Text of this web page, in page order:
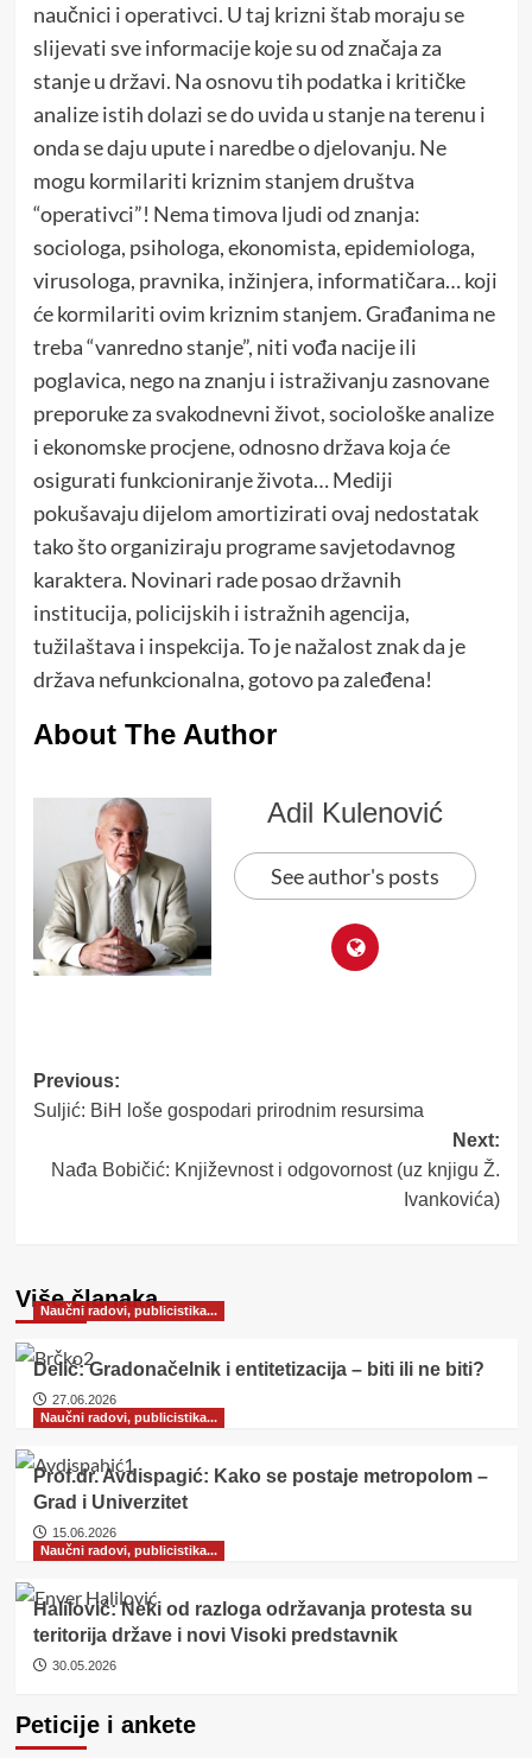
naučnici i operativci. U taj krizni štab moraju se
slijevati sve informacije koje su od značaja za
stanje u državi. Na osnovu tih podatka i kritičke
analize istih dolazi se do uvida u stanje na terenu i
onda se daju upute i naredbe o djelovanju. Ne
mogu kormilariti kriznim stanjem društva
“operativci”! Nema timova ljudi od znanja:
sociologa, psihologa, ekonomista, epidemiologa,
virusologa, pravnika, inžinjera, informatičara… koji
će kormilariti ovim kriznim stanjem. Građanima ne
treba “vanredno stanje”, niti vođa nacije ili
poglavica, nego na znanju i istraživanju zasnovane
preporuke za svakodnevni život, sociološke analize
i ekonomske procjene, odnosno država koja će
osigurati funkcioniranje života… Mediji
pokušavaju dijelom amortizirati ovaj nedostatak
tako što organiziraju programe savjetodavnog
karaktera. Novinari rade posao državnih
institucija, policijskih i istražnih agencija,
tužilaštava i inspekcija. To je nažalost znak da je
država nefunkcionalna, gotovo pa zaleđena!
About The Author
Adil Kulenović
See author's posts
Post
navigation
Previous:
Suljić: BiH loše gospodari prirodnim resursima
Next:
Nađa Bobičić: Književnost i odgovornost (uz knjigu Ž.
Ivankovića)
Više članaka
Naučni radovi, publicistika...
Delić: Gradonačelnik i entitetizacija – biti ili ne biti?
27.06.2026
Naučni radovi, publicistika...
Prof.dr. Avdispagić: Kako se postaje metropolom –
Grad i Univerzitet
15.06.2026
Naučni radovi, publicistika...
Halilović: Neki od razloga održavanja protesta su
teritorija države i novi Visoki predstavnik
30.05.2026
Peticije i ankete